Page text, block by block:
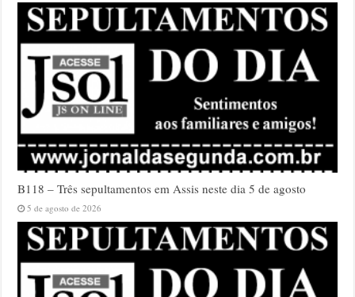
B118 – Três sepultamentos em Assis neste dia 5 de agosto
5 de agosto de 2026